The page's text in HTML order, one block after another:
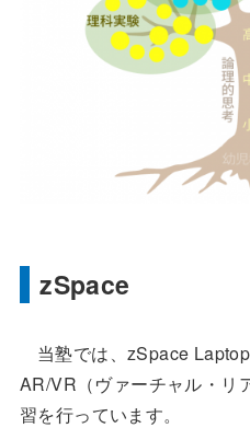
zSpace
当塾では、zSpace
AR/VR（ヴァーチャル・リ
習を行っています。